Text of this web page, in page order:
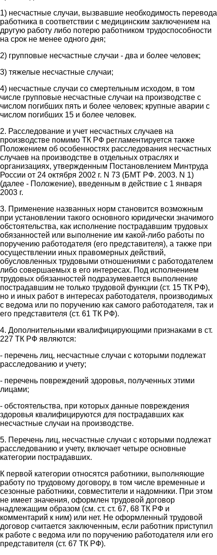
1) несчастные случаи, вызвавшие необходимость перевода
работника в соответствии с медицинским заключением на
другую работу либо потерю работником трудоспособности
на срок не менее одного дня;
2) групповые несчастные случаи - два и более человек;
3) тяжелые несчастные случаи;
4) несчастные случаи со смертельным исходом, в том
числе групповые несчастные случаи на производстве с
числом погибших пять и более человек; крупные аварии с
числом погибших 15 и более человек.
2. Расследование и учет несчастных случаев на
производстве помимо ТК РФ регламентируется также
Положением об особенностях расследования несчастных
случаев на производстве в отдельных отраслях и
организациях, утвержденным Постановлением Минтруда
России от 24 октября 2002 г. N 73 (БМТ РФ. 2003. N 1)
(далее - Положение), введенным в действие с 1 января
2003 г.
3. Применение названных норм становится возможным
при установлении такого основного юридически значимого
обстоятельства, как исполнение пострадавшим трудовых
обязанностей или выполнение им какой-либо работы по
поручению работодателя (его представителя), а также при
осуществлении иных правомерных действий,
обусловленных трудовыми отношениями с работодателем
либо совершаемых в его интересах. Под исполнением
трудовых обязанностей подразумевается выполнение
пострадавшим не только трудовой функции (ст. 15 ТК РФ),
но и иных работ в интересах работодателя, производимых
с ведома или по поручению как самого работодателя, так и
его представителя (ст. 61 ТК РФ).
4. Дополнительными квалифицирующими признаками в ст.
227 ТК РФ являются:
- перечень лиц, несчастные случаи с которыми подлежат
расследованию и учету;
- перечень повреждений здоровья, полученных этими
лицами;
- обстоятельства, при которых данные повреждения
здоровья квалифицируются для пострадавших как
несчастные случаи на производстве.
5. Перечень лиц, несчастные случаи с которыми подлежат
расследованию и учету, включает четыре основные
категории пострадавших.
К первой категории относятся работники, выполняющие
работу по трудовому договору, в том числе временные и
сезонные работники, совместители и надомники. При этом
не имеет значения, оформлен трудовой договор
надлежащим образом (см. ст. ст. 67, 68 ТК РФ и
комментарий к ним) или нет. Не оформленный трудовой
договор считается заключенным, если работник приступил
к работе с ведома или по поручению работодателя или его
представителя (ст. 67 ТК РФ).